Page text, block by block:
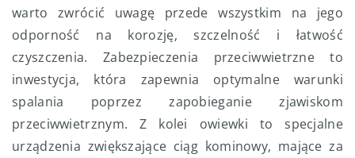
warto zwrócić uwagę przede wszystkim na jego
odporność na korozję, szczelność i łatwość
czyszczenia. Zabezpieczenia przeciwwietrzne to
inwestycja, która zapewnia optymalne warunki
spalania poprzez zapobieganie zjawiskom
przeciwwietrznym. Z kolei owiewki to specjalne
urządzenia zwiększające ciąg kominowy, mające za